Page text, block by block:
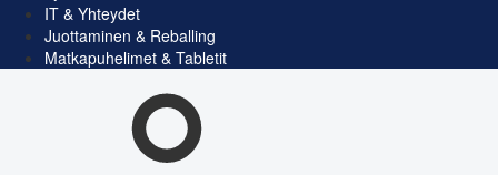
IT & Yhteydet
Juottaminen & Reballing
Matkapuhelimet & Tabletit